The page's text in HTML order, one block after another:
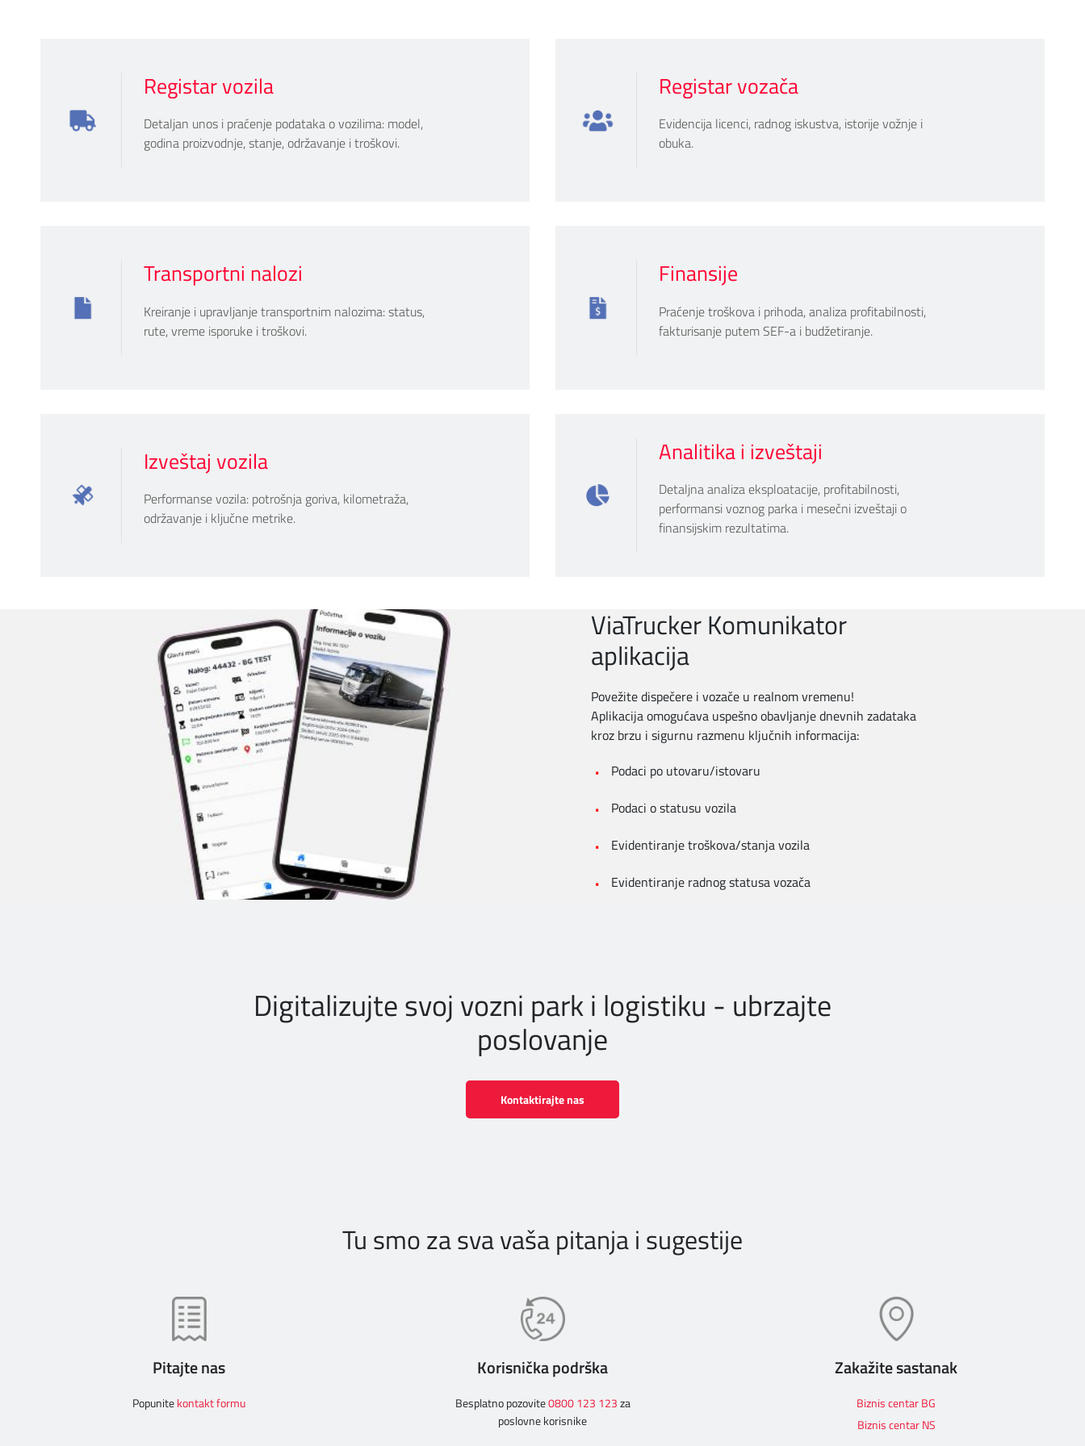
Registar vozila
Detaljan unos i praćenje podataka o vozilima: model,
godina proizvodnje, stanje, održavanje i troškovi.
Registar vozača
Evidencija licenci, radnog iskustva, istorije vožnje i
obuka.
Transportni nalozi
Kreiranje i upravljanje transportnim nalozima: status,
rute, vreme isporuke i troškovi.
Finansije
Praćenje troškova i prihoda, analiza profitabilnosti,
fakturisanje putem SEF-a i budžetiranje.
Izveštaj vozila
Performanse vozila: potrošnja goriva, kilometraža,
održavanje i ključne metrike.
Analitika i izveštaji
Detaljna analiza eksploatacije, profitabilnosti,
performansi voznog parka i mesečni izveštaji o
finansijskim rezultatima.
ViaTrucker Komunikator
aplikacija
Povežite dispečere i vozače u realnom vremenu!
Aplikacija omogućava uspešno obavljanje dnevnih zadataka
kroz brzu i sigurnu razmenu ključnih informacija:
Podaci po utovaru/istovaru
Podaci o statusu vozila
Evidentiranje troškova/stanja vozila
Evidentiranje radnog statusa vozača
Digitalizujte svoj vozni park i logistiku - ubrzajte
poslovanje
Kontaktirajte nas
Tu smo za sva vaša pitanja i sugestije
Pitajte nas
Popunitekontakt formu
Korisnička podrška
Besplatno pozovite0800 123 123za
poslovne korisnike
Zakažite sastanak
Biznis centar BG
Biznis centar NS